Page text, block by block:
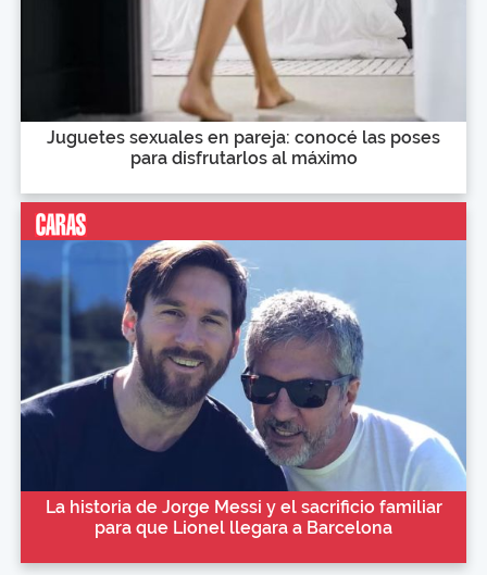
Juguetes sexuales en pareja: conocé las poses
para disfrutarlos al máximo
La historia de Jorge Messi y el sacrificio familiar
para que Lionel llegara a Barcelona